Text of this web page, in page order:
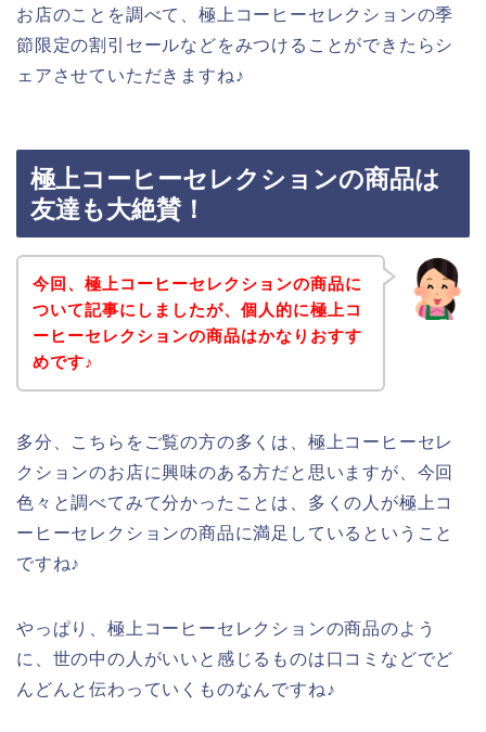
お店のことを調べて、極上コーヒーセレクションの季
節限定の割引セールなどをみつけることができたらシ
ェアさせていただきますね♪
極上コーヒーセレクションの商品は
友達も大絶賛！
今回、極上コーヒーセレクションの商品に
ついて記事にしましたが、個人的に極上コ
ーヒーセレクションの商品はかなりおすす
めです♪
多分、こちらをご覧の方の多くは、極上コーヒーセレ
クションのお店に興味のある方だと思いますが、今回
色々と調べてみて分かったことは、多くの人が極上コ
ーヒーセレクションの商品に満足しているということ
ですね♪
やっぱり、極上コーヒーセレクションの商品のよう
に、世の中の人がいいと感じるものは口コミなどでど
んどんと伝わっていくものなんですね♪